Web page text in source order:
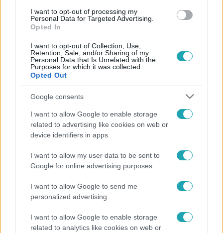
I want to opt-out of processing my
Personal Data for Targeted Advertising.
Opted In
I want to opt-out of Collection, Use,
Retention, Sale, and/or Sharing of my
Personal Data that Is Unrelated with the
Purposes for which it was collected.
Opted Out
Google consents
I want to allow Google to enable storage
related to advertising like cookies on web or
device identifiers in apps.
I want to allow my user data to be sent to
Google for online advertising purposes.
I want to allow Google to send me
personalized advertising.
I want to allow Google to enable storage
related to analytics like cookies on web or
Népszerű